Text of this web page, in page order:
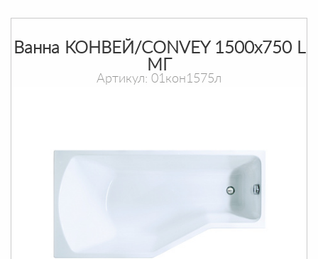
Ванна КОНВЕЙ/CONVEY 1500х750 L
МГ
Артикул: 01кон1575л